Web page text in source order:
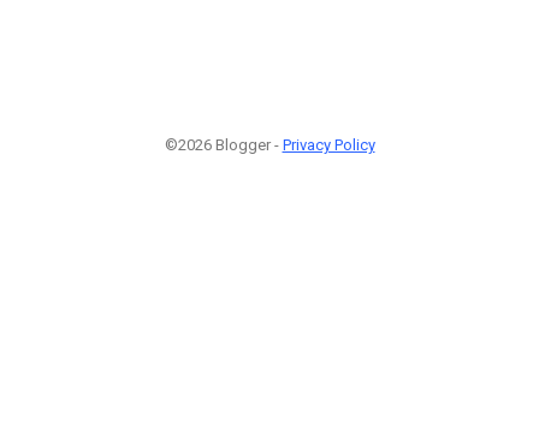
©2026 Blogger - Privacy Policy